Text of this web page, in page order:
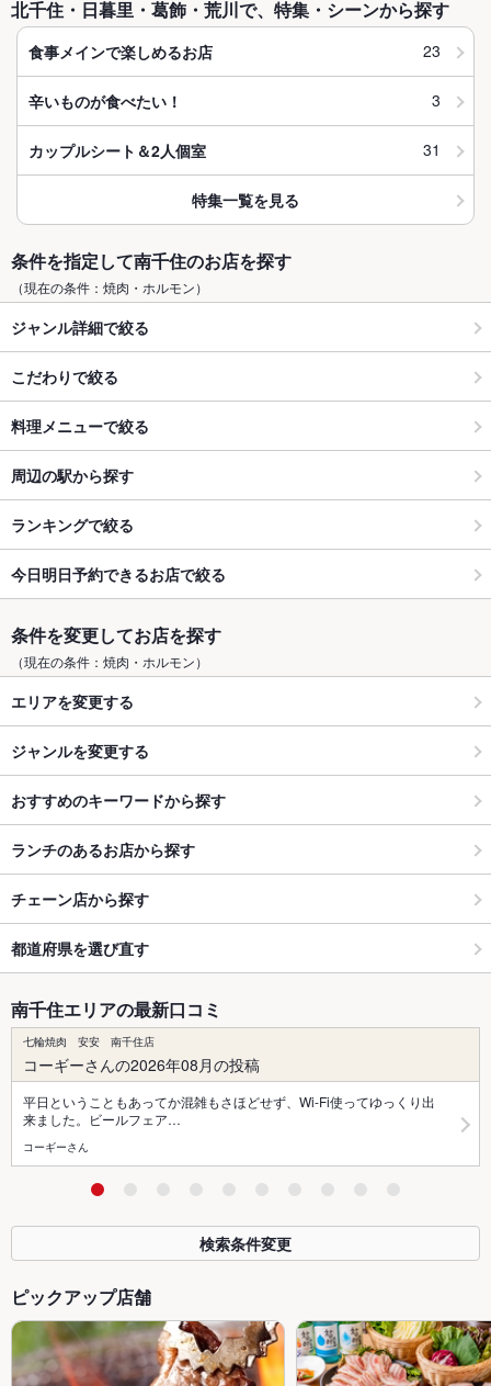
北千住・日暮里・葛飾・荒川で、特集・シーンから探す
食事メインで楽しめるお店 23
辛いものが食べたい！ 3
カップルシート＆2人個室 31
特集一覧を見る
条件を指定して南千住のお店を探す
（現在の条件：焼肉・ホルモン）
ジャンル詳細で絞る
こだわりで絞る
料理メニューで絞る
周辺の駅から探す
ランキングで絞る
今日明日予約できるお店で絞る
条件を変更してお店を探す
（現在の条件：焼肉・ホルモン）
エリアを変更する
ジャンルを変更する
おすすめのキーワードから探す
ランチのあるお店から探す
チェーン店から探す
都道府県を選び直す
南千住エリアの最新口コミ
七輪焼肉 安安 南千住店
コーギーさんの2026年08月の投稿
平日ということもあってか混雑もさほどせず、Wi-Fi使ってゆっくり出
来ました。ビールフェア…
コーギーさん
検索条件変更
ピックアップ店舗